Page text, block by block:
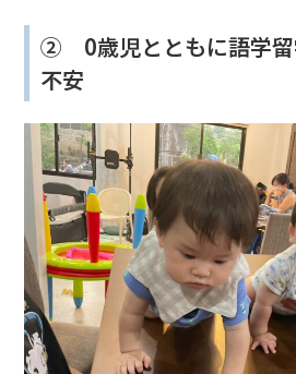
② 0歳児とともに語学留学することへの
不安